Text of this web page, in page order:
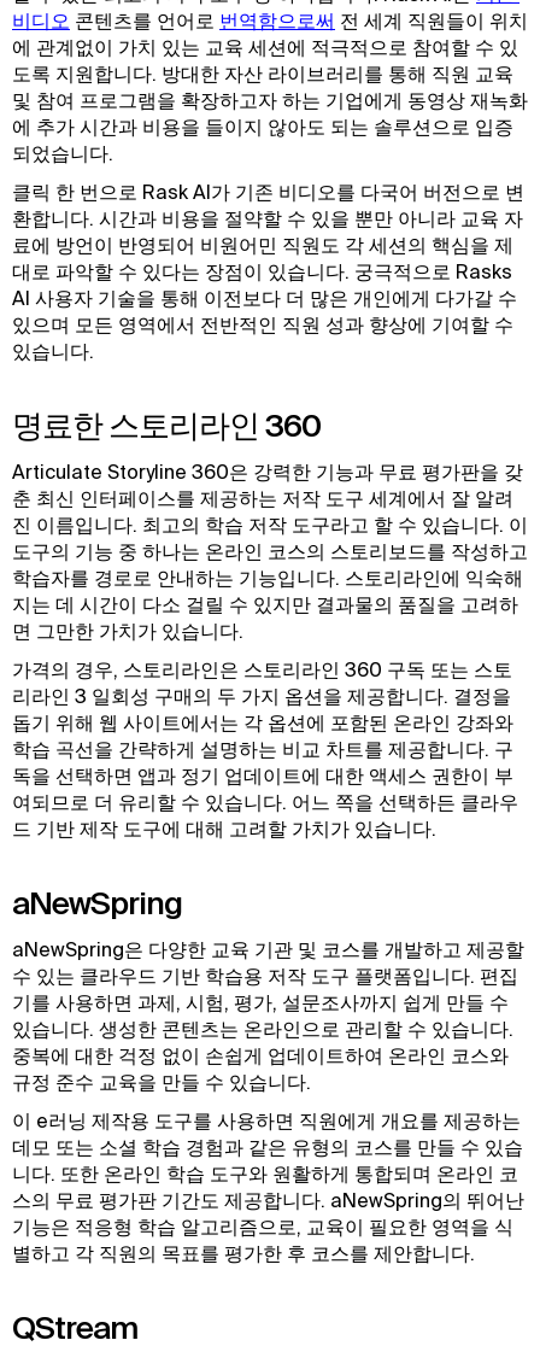
비디오 콘텐츠를 언어로 번역함으로써 전 세계 직원들이 위치
에 관계없이 가치 있는 교육 세션에 적극적으로 참여할 수 있
도록 지원합니다. 방대한 자산 라이브러리를 통해 직원 교육
및 참여 프로그램을 확장하고자 하는 기업에게 동영상 재녹화
에 추가 시간과 비용을 들이지 않아도 되는 솔루션으로 입증
되었습니다.
클릭 한 번으로 Rask AI가 기존 비디오를 다국어 버전으로 변
환합니다. 시간과 비용을 절약할 수 있을 뿐만 아니라 교육 자
료에 방언이 반영되어 비원어민 직원도 각 세션의 핵심을 제
대로 파악할 수 있다는 장점이 있습니다. 궁극적으로 Rasks
AI 사용자 기술을 통해 이전보다 더 많은 개인에게 다가갈 수
있으며 모든 영역에서 전반적인 직원 성과 향상에 기여할 수
있습니다.
명료한 스토리라인 360
Articulate Storyline 360은 강력한 기능과 무료 평가판을 갖
춘 최신 인터페이스를 제공하는 저작 도구 세계에서 잘 알려
진 이름입니다. 최고의 학습 저작 도구라고 할 수 있습니다. 이
도구의 기능 중 하나는 온라인 코스의 스토리보드를 작성하고
학습자를 경로로 안내하는 기능입니다. 스토리라인에 익숙해
지는 데 시간이 다소 걸릴 수 있지만 결과물의 품질을 고려하
면 그만한 가치가 있습니다.
가격의 경우, 스토리라인은 스토리라인 360 구독 또는 스토
리라인 3 일회성 구매의 두 가지 옵션을 제공합니다. 결정을
돕기 위해 웹 사이트에서는 각 옵션에 포함된 온라인 강좌와
학습 곡선을 간략하게 설명하는 비교 차트를 제공합니다. 구
독을 선택하면 앱과 정기 업데이트에 대한 액세스 권한이 부
여되므로 더 유리할 수 있습니다. 어느 쪽을 선택하든 클라우
드 기반 제작 도구에 대해 고려할 가치가 있습니다.
aNewSpring
aNewSpring은 다양한 교육 기관 및 코스를 개발하고 제공할
수 있는 클라우드 기반 학습용 저작 도구 플랫폼입니다. 편집
기를 사용하면 과제, 시험, 평가, 설문조사까지 쉽게 만들 수
있습니다. 생성한 콘텐츠는 온라인으로 관리할 수 있습니다.
중복에 대한 걱정 없이 손쉽게 업데이트하여 온라인 코스와
규정 준수 교육을 만들 수 있습니다.
이 e러닝 제작용 도구를 사용하면 직원에게 개요를 제공하는
데모 또는 소셜 학습 경험과 같은 유형의 코스를 만들 수 있습
니다. 또한 온라인 학습 도구와 원활하게 통합되며 온라인 코
스의 무료 평가판 기간도 제공합니다. aNewSpring의 뛰어난
기능은 적응형 학습 알고리즘으로, 교육이 필요한 영역을 식
별하고 각 직원의 목표를 평가한 후 코스를 제안합니다.
QStream